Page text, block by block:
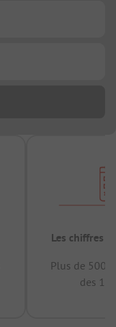
Les chiffres
Plus de
des 12